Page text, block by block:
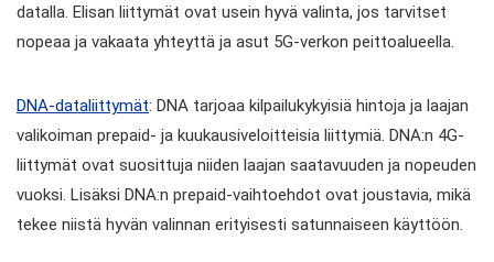
datalla. Elisan liittymät ovat usein hyvä valinta, jos tarvitset
nopeaa ja vakaata yhteyttä ja asut 5G-verkon peittoalueella.
DNA-dataliittymät: DNA tarjoaa kilpailukykyisiä hintoja ja laajan
valikoiman prepaid- ja kuukausiveloitteisia liittymiä. DNA:n 4G-
liittymät ovat suosittuja niiden laajan saatavuuden ja nopeuden
vuoksi. Lisäksi DNA:n prepaid-vaihtoehdot ovat joustavia, mikä
tekee niistä hyvän valinnan erityisesti satunnaiseen käyttöön.